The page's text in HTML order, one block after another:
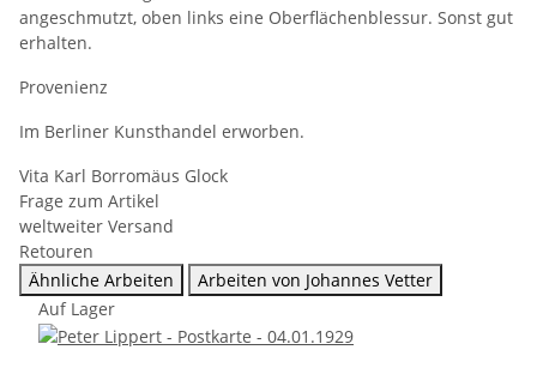
angeschmutzt, oben links eine Oberflächenblessur. Sonst gut
erhalten.
Provenienz
Im Berliner Kunsthandel erworben.
Vita Karl Borromäus Glock
Frage zum Artikel
weltweiter Versand
Retouren
Ähnliche Arbeiten
Arbeiten von Johannes Vetter
Auf Lager